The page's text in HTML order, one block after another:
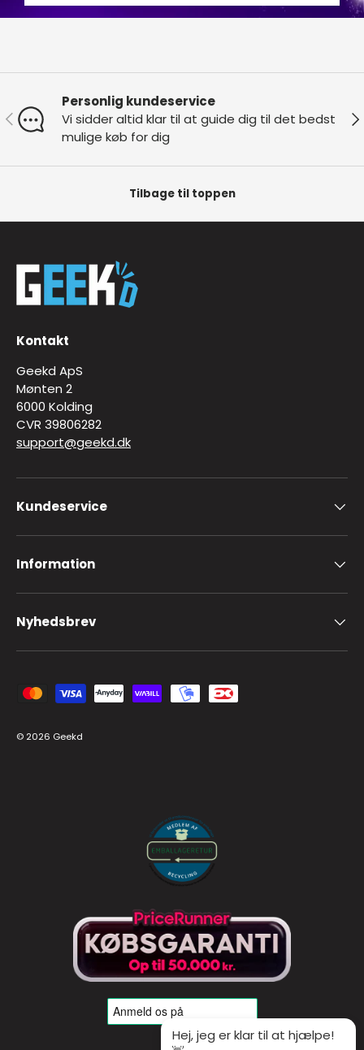
Forrige
Personlig kundeservice
Vi sidder altid klar til at guide dig til det bedst
mulige køb for dig
Tilbage til toppen
Kontakt
Geekd ApS
Mønten 2
6000 Kolding
CVR 39806282
support@geekd.dk
Kundeservice
Information
Nyhedsbrev
Accepteret betalingsmetoder
© 2026 Geekd
Hej, jeg er klar til at hjælpe!